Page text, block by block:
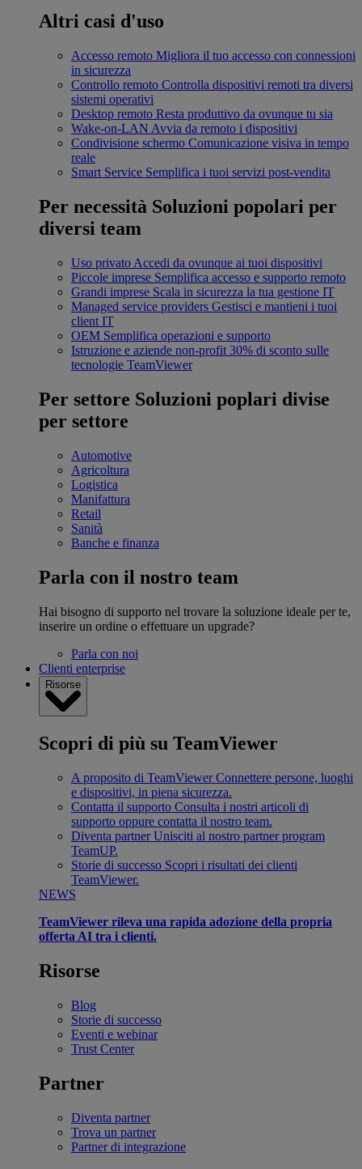
Altri casi d'uso
Accesso remoto Migliora il tuo accesso con connessioni
in sicurezza
Controllo remoto Controlla dispositivi remoti tra diversi
sistemi operativi
Desktop remoto Resta produttivo da ovunque tu sia
Wake-on-LAN Avvia da remoto i dispositivi
Condivisione schermo Comunicazione visiva in tempo
reale
Smart Service Semplifica i tuoi servizi post-vendita
Per necessità Soluzioni popolari per
diversi team
Uso privato Accedi da ovunque ai tuoi dispositivi
Piccole imprese Semplifica accesso e supporto remoto
Grandi imprese Scala in sicurezza la tua gestione IT
Managed service providers Gestisci e mantieni i tuoi
client IT
OEM Semplifica operazioni e supporto
Istruzione e aziende non-profit 30% di sconto sulle
tecnologie TeamViewer
Per settore Soluzioni poplari divise
per settore
Automotive
Agricoltura
Logistica
Manifattura
Retail
Sanità
Banche e finanza
Parla con il nostro team
Hai bisogno di supporto nel trovare la soluzione ideale per te,
inserire un ordine o effettuare un upgrade?
Parla con noi
Clienti enterprise
Risorse
Scopri di più su TeamViewer
A proposito di TeamViewer Connettere persone, luoghi
e dispositivi, in piena sicurezza.
Contatta il supporto Consulta i nostri articoli di
supporto oppure contatta il nostro team.
Diventa partner Unisciti al nostro partner program
TeamUP.
Storie di successo Scopri i risultati dei clienti
TeamViewer.
NEWS
TeamViewer rileva una rapida adozione della propria
offerta AI tra i clienti.
Risorse
Blog
Storie di successo
Eventi e webinar
Trust Center
Partner
Diventa partner
Trova un partner
Partner di integrazione